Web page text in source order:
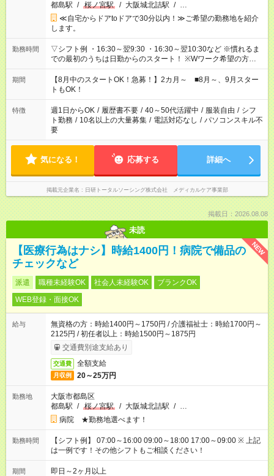
都島駅 / 桜ノ宮駅 / 大阪城北詰駅 / …
≪自宅からドアtoドアで30分以内！≫ご希望の勤務地を紹介
します。
勤務時間
▽シフト例 ・16:30～翌9:30 ・16:30～翌10:30など ※慣れるま
での最初のうちは日勤からのスタート！ ※Wワーク希望の方へ
今ご覧のお仕事で希望する勤務時間と、もう1つのお仕事の勤務
時間。 合計で週40時間を超える場合は応募できません。
期間
【8月中のスタートOK！急募！】2カ月～ ■8月～、9月スター
トもOK！
特徴 週1日からOK / 履歴書不要 / 40～50代活躍中 / 服装自由 / シフ
ト勤務 / 10名以上の大量募集 / 電話対応なし / パソコンスキル不
要
気になる！ 応募する 詳細へ
掲載元企業名 日研トータルソーシング株式会社 メディカルケア事業部
掲載日：2026.08.08
未読
NEW
【医療行為はナシ】時給1400円！病院で備品の
チェックなど
派遣 職種未経験OK 社会人未経験OK
ブランクOK
WEB登録・面接OK
給与
無資格の方：時給1400円～1750円 / 介護福祉士：時給1700円～
2125円 / 初任者以上：時給1500円～1875円
交通費別途支給あり
交通費 全額支給
月収例 20～25万円
勤務地
大阪市都島区
都島駅 / 桜ノ宮駅 / 大阪城北詰駅 / …
病院 ★勤務地選べます！
勤務時間
【シフト例】 07:00～16:00 09:00～18:00 17:00～09:00 ※ 上記
は一例です！その他シフトもご相談ください！
期間 即日～2ヶ月以上